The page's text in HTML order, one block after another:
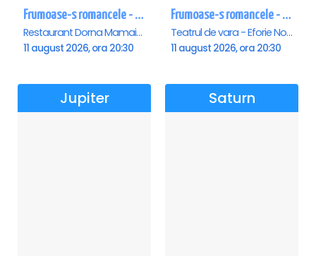
Frumoase-s romancele - Mamaia
Restaurant Dorna Mamaia, Mamaia
11 august 2026, ora 20:30
Frumoase-s romancele - Eforie Nord
Teatrul de vara - Eforie Nord, Eforie-Nord
11 august 2026, ora 20:30
Jupiter Saturn